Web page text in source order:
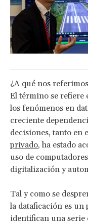
¿A qué nos
El término se refiere
los fenómenos en
creciente
decisiones, tanto en
privado, ha estado
uso de
digitalización y
Tal y como se
la dataficación es un
identifican una serie